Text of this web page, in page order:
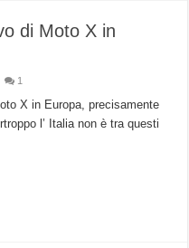
di Moto X in
1
X in Europa, precisamente
l’ Italia non è tra questi